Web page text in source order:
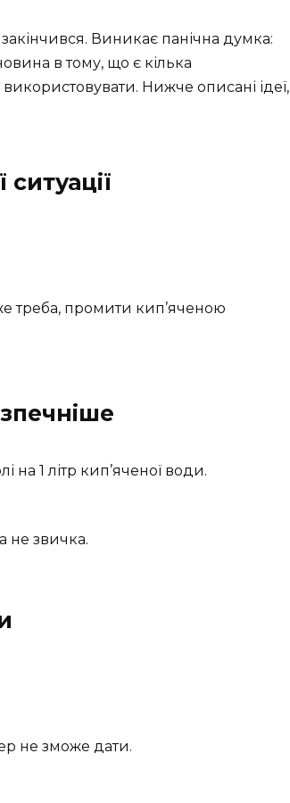
Виникає панічна думка:
в тому, що є кілька
використовувати. Нижче описані ідеї,
треба, промити кип’яченою
на 1 літр кип’яченої води.
не звичка.
не зможе дати.